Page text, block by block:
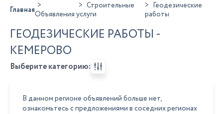
ГлавнаяОбъявления
Строительные
услуги
Геодезические
работы
ГЕОДЕЗИЧЕСКИЕ РАБОТЫ -
КЕМЕРОВО
Выберите категорию:
В данном регионе объявлений больше нет,
ознакомьтесь с предложениями в соседних регионах